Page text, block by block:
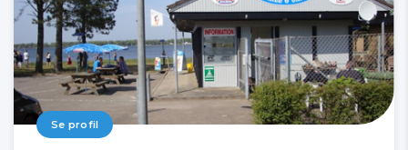
Se profil